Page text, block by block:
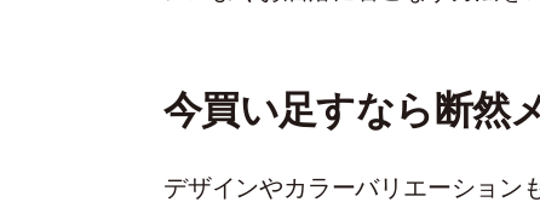
今買い足すなら断然
デザインやカラーバリエーション